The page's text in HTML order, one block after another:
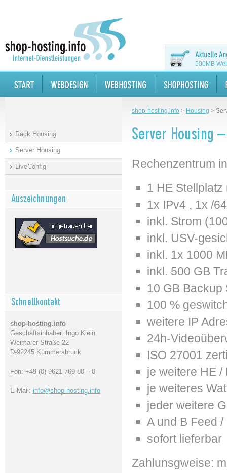
shop-hosting.info > Housing >
Rechenzentrum
1 HE
1x IPv4 , 1x /
inkl. Strom
inkl. USV-
inkl. 1x 1000
inkl. 500 GB
10 GB Backup
100 %
weitere IP
24h-
ISO 27001
je weitere HE /
je weiteres
jeder weitere
A und B Feed
sofort lieferbar
Zahlunsgweise:
Rack Housing
Server Housing
LiveConfig
shop-hosting.info
Geschäftsinhaber: Ingo Klein
Weimarer Straße 22
D-92245 Kümmersbruck
Fon: +49 (0) 9621 769 80 – 0
E-Mail: info@shop-hosting.info
500MB